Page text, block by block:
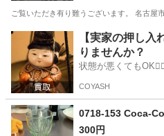
ご覧いただき有り難うございます。 名古
愛知 名古屋市 食器 リユース
【実家の押し入
りませんか？
状態が悪くても
COYASH
0718-153 Coca-
300円